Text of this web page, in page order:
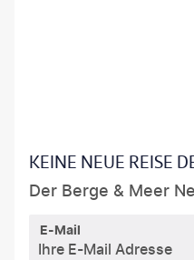
KEINE NEUE REISE
Der Berge & Meer
E-Mail